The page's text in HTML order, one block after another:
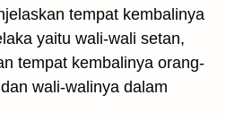
tempat kembalinya
yaitu wali-wali setan,
tempat kembalinya orang-
wali-walinya dalam